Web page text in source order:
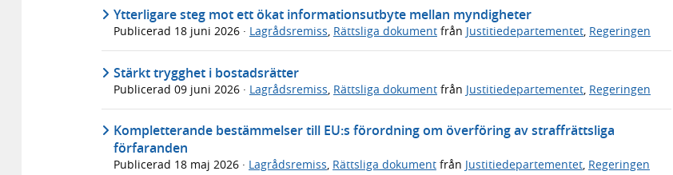
Ytterligare steg mot ett ökat informationsutbyte mellan myndigheter
Publicerad 18 juni 2026 · Lagrådsremiss, Rättsliga dokument från Justitiedepartementet, Regeringen
Stärkt trygghet i bostadsrätter
Publicerad 09 juni 2026 · Lagrådsremiss Rättsliga dokument från Justitiedepartementet Regeringen
Kompletterande bestämmelser till EU:s förordning om överföring av straffrättsliga
förfaranden
Publicerad 18 maj 2026 · Lagrådsremiss, Rättsliga dokument från Justitiedepartementet, Regeringen